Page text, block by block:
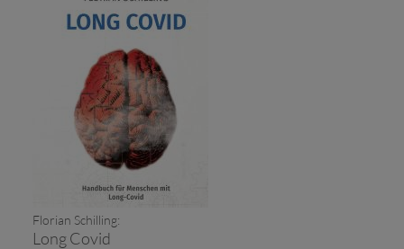
Florian Schilling:
Long Covid